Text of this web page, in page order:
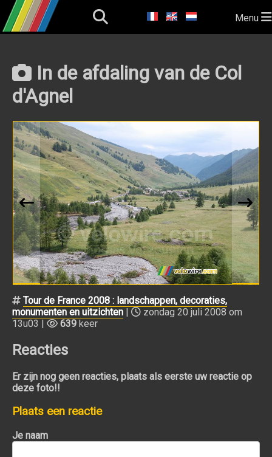
Menu
In de afdaling van de Col
d'Agnel
Tour de France 2008 : landschappen, decoraties,
monumenten en uitzichten |
zondag 20 juli 2008 om
13u03 |
639 keer
Reacties
Er zijn nog geen reacties, plaats als eerste uw reactie op
deze foto!!
Plaats een reactie
Je naam